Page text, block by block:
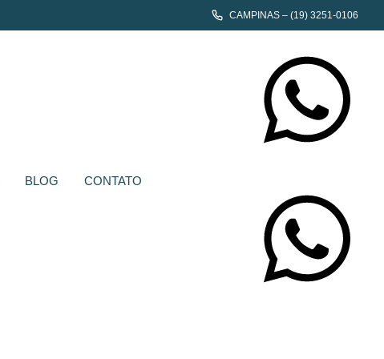
CAMPINAS – (19) 3251-0106
BLOG CONTATO